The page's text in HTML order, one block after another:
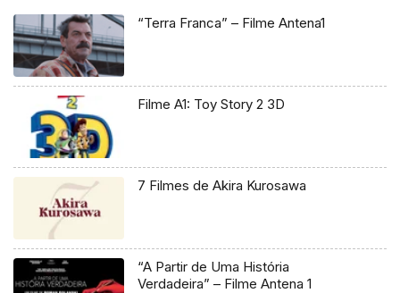
“Terra Franca” – Filme Antena1
Filme A1: Toy Story 2 3D
7 Filmes de Akira Kurosawa
“A Partir de Uma História
Verdadeira” – Filme Antena 1